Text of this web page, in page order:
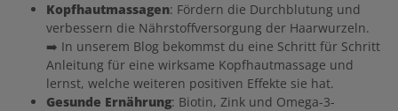
Kopfhautmassagen: Fördern die Durchblutung und
verbessern die Nährstoffversorgung der Haarwurzeln.
➡️ In unserem Blog bekommst du eine Schritt für Schritt
Anleitung für eine wirksame Kopfhautmassage und
lernst, welche weiteren positiven Effekte sie hat.
Gesunde Ernährung: Biotin, Zink und Omega-3-